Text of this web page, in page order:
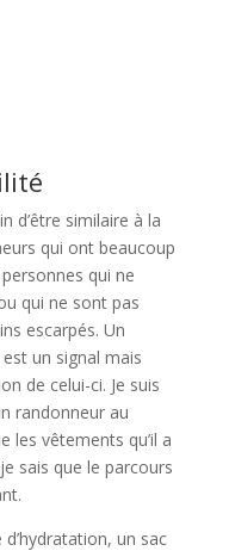
d’être similaire à la
qui ont beaucoup
qui ne
qui ne sont pas
escarpés. Un
un signal mais
de celui-ci. Je suis
randonneur au
les vêtements qu’il a
sais que le parcours
un sac